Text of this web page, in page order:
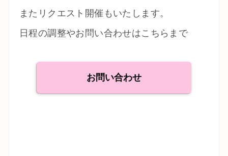
またリクエスト開催もいたします。
日程の調整やお問い合わせはこちらまで
お問い合わせ